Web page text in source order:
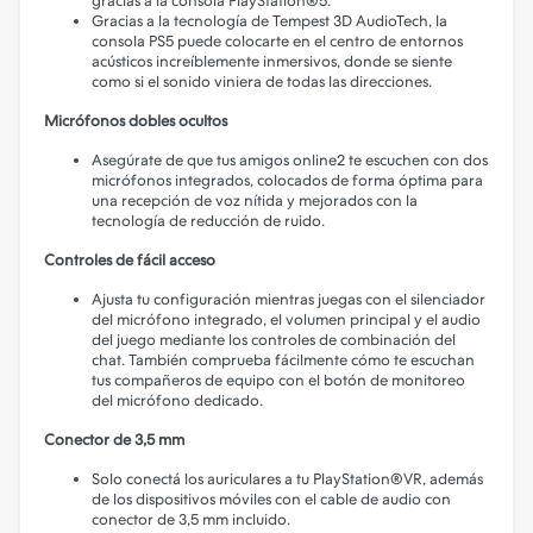
Gracias a la tecnología de Tempest 3D AudioTech, la
consola PS5 puede colocarte en el centro de entornos
acústicos increíblemente inmersivos, donde se siente
como si el sonido viniera de todas las direcciones.
Micrófonos dobles ocultos
Asegúrate de que tus amigos online2 te escuchen con dos
micrófonos integrados, colocados de forma óptima para
una recepción de voz nítida y mejorados con la
tecnología de reducción de ruido.
Controles de fácil acceso
Ajusta tu configuración mientras juegas con el silenciador
del micrófono integrado, el volumen principal y el audio
del juego mediante los controles de combinación del
chat. También comprueba fácilmente cómo te escuchan
tus compañeros de equipo con el botón de monitoreo
del micrófono dedicado.
Conector de 3,5 mm
Solo conectá los auriculares a tu PlayStation®VR, además
de los dispositivos móviles con el cable de audio con
conector de 3,5 mm incluido.